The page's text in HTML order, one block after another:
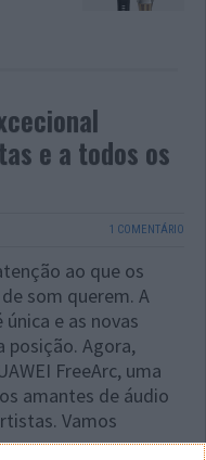
e a todos os
1 COMENTÁRIO
ao que os
som querem. A
e as novas
Agora,
FreeArc, uma
amantes de áudio
Vamos